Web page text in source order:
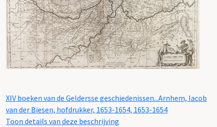
XIV boeken van de Geldersse geschiedenissen...Arnhem, Iacob
van der Biesen, hofdrukker, 1653-1654, 1653-1654
Toon details van deze beschrijving